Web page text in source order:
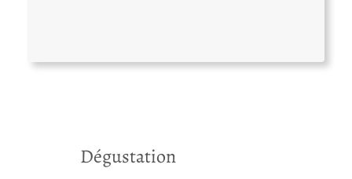
tt
a
Dégustation